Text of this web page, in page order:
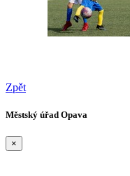
Zpět
Městský úřad Opava
×